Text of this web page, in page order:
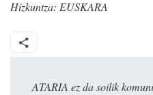
Hizkuntza: EUSKARA
ATARIA ez da soilik